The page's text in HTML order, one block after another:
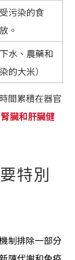
污染的食
。
水、農藥和
的大米）
間累積在器官
臟和肝臟健
特別
制排除一部分